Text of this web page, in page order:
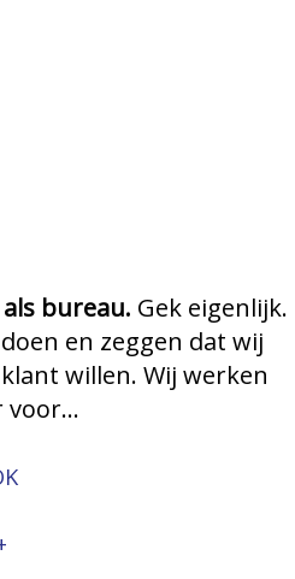
bureau. Gek eigenlijk.
en zeggen dat wij
willen. Wij werken
voor…